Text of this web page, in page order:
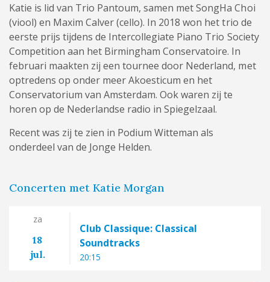
Katie is lid van Trio Pantoum, samen met SongHa Choi
(viool) en Maxim Calver (cello). In 2018 won het trio de
eerste prijs tijdens de Intercollegiate Piano Trio Society
Competition aan het Birmingham Conservatoire. In
februari maakten zij een tournee door Nederland, met
optredens op onder meer Akoesticum en het
Conservatorium van Amsterdam. Ook waren zij te
horen op de Nederlandse radio in Spiegelzaal.
Recent was zij te zien in Podium Witteman als
onderdeel van de Jonge Helden.
Concerten met Katie Morgan
za
18
jul.
Club Classique: Classical
Soundtracks
20:15